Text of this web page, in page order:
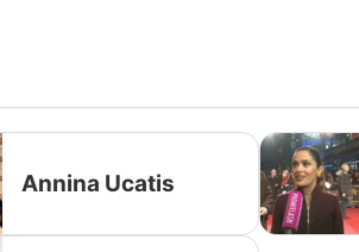
Annina Ucatis